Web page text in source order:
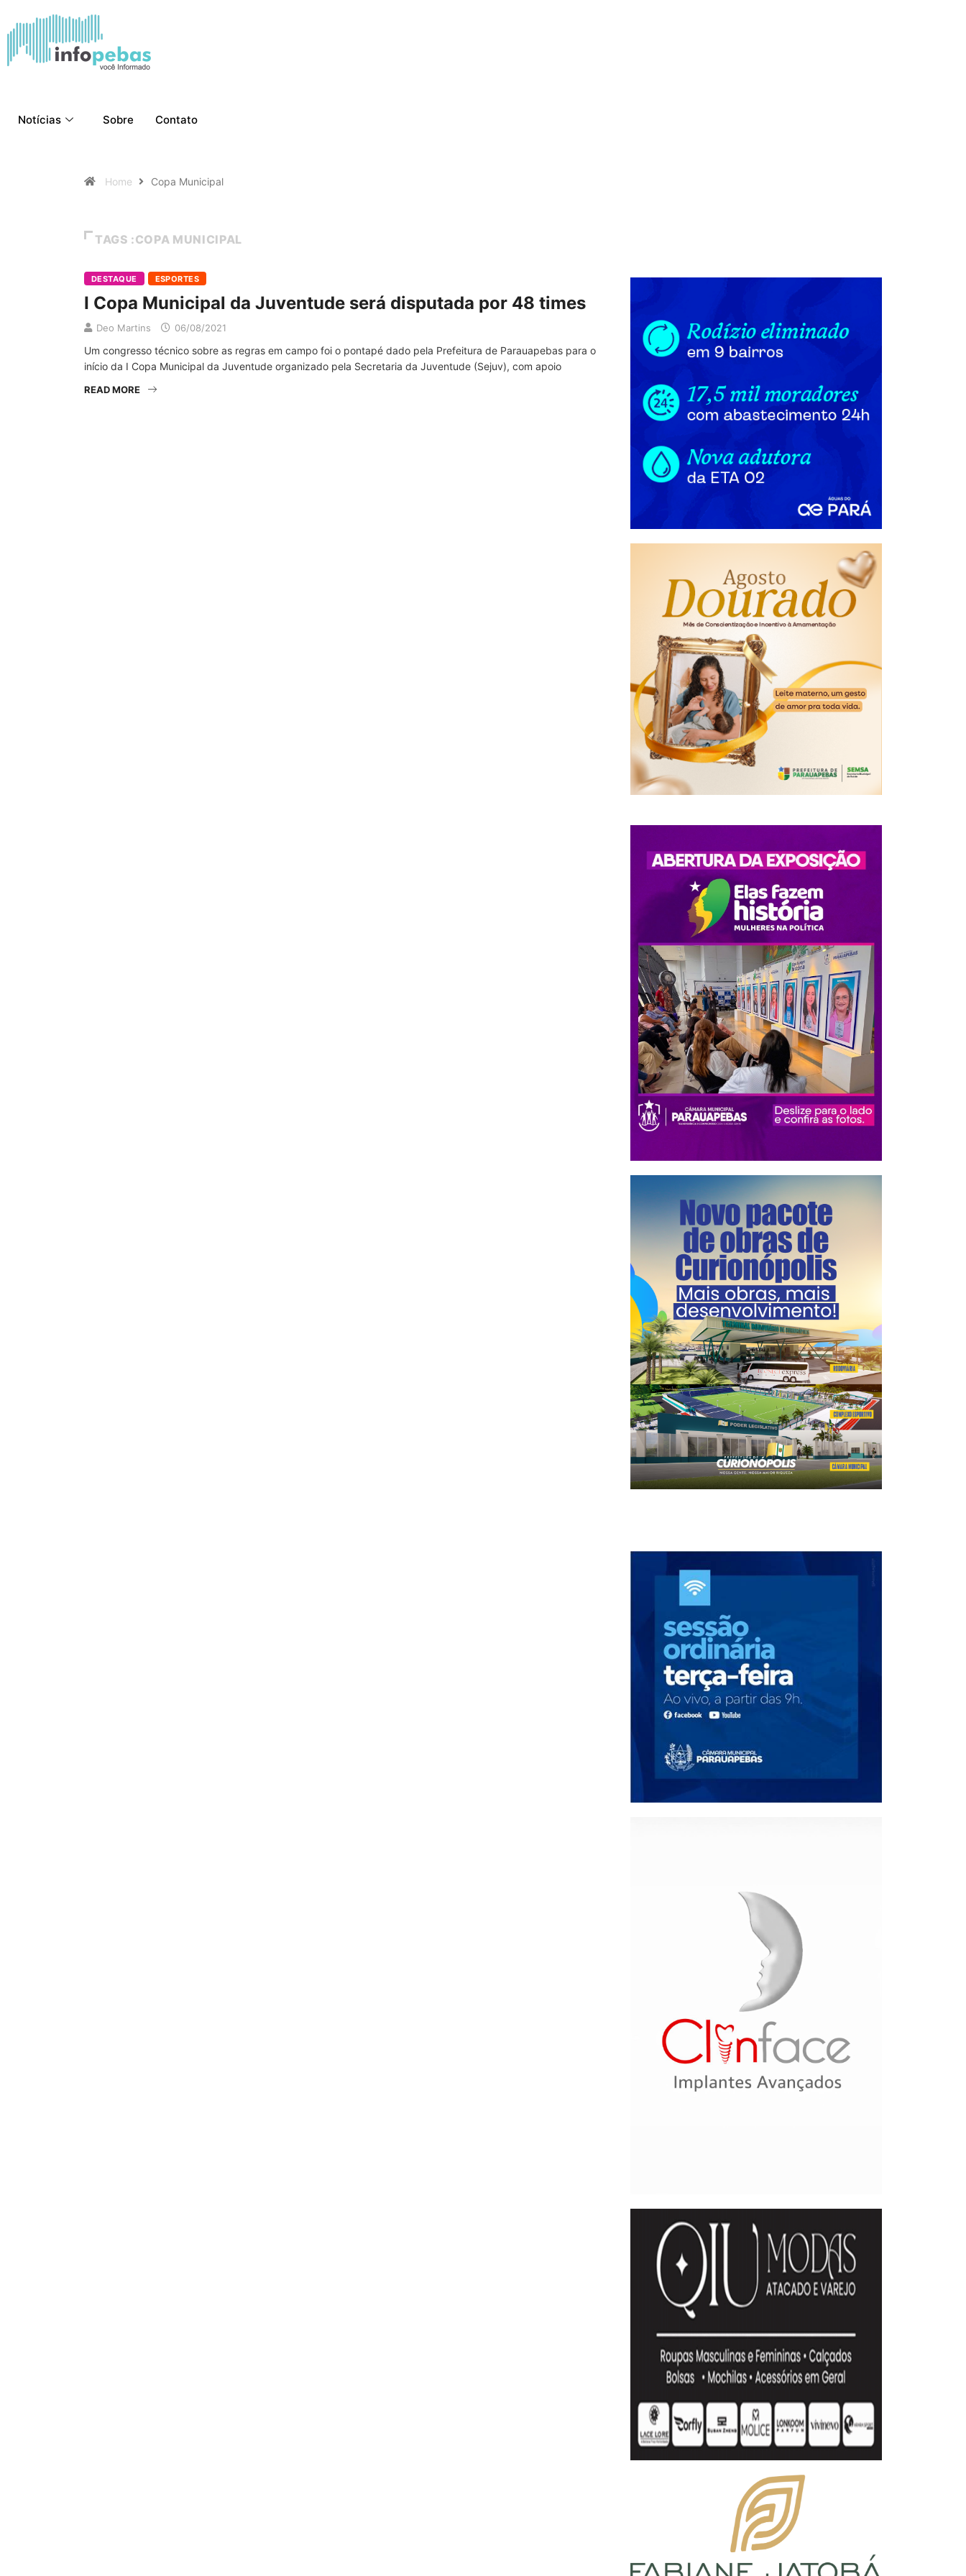
Notícias Sobre Contato
Home Copa Municipal
TAGS :COPA MUNICIPAL
DESTAQUE ESPORTES
I Copa Municipal da Juventude será disputada por 48 times
Deo Martins 06/08/2021
Um congresso técnico sobre as regras em campo foi o pontapé dado pela Prefeitura de Parauapebas para o
início da I Copa Municipal da Juventude organizado pela Secretaria da Juventude (Sejuv), com apoio
READ MORE